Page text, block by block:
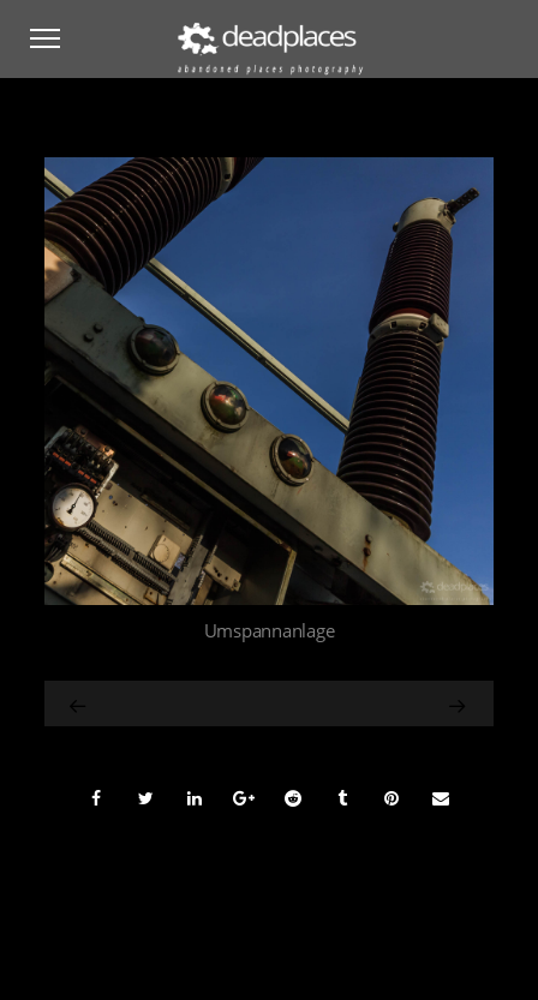
Umspannanlage